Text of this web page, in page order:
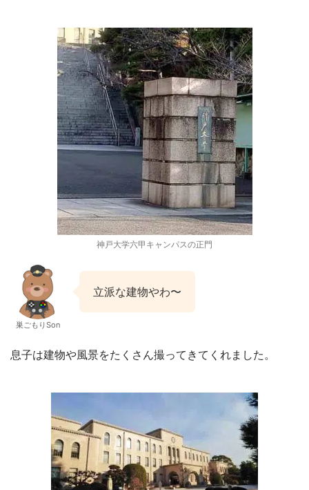
神戸大学六甲キャンパスの正門
巣ごもりSon
立派な建物やわ〜
息子は建物や風景をたくさん撮ってきてくれました。